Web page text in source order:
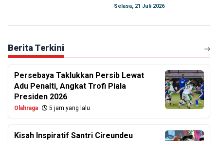
Selasa, 21 Juli 2026
Berita Terkini
Persebaya Taklukkan Persib Lewat
Adu Penalti, Angkat Trofi Piala
Presiden 2026
Olahraga 5 jam yang lalu
Kisah Inspiratif Santri Cireundeu